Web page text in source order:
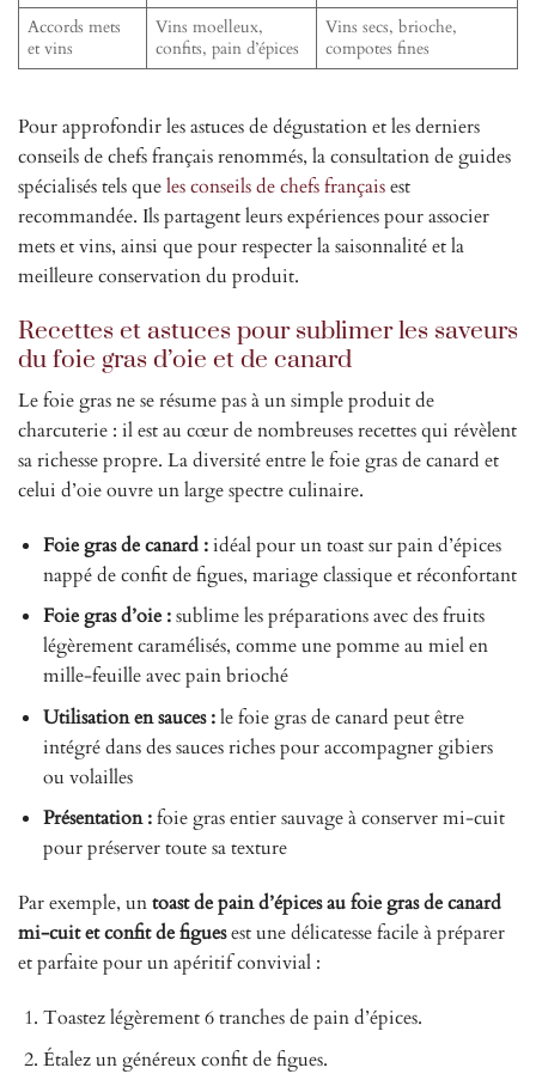
Accords mets
et vins
Vins moelleux,
confits, pain d’épices
Vins secs, brioche,
compotes fines
Pour approfondir les astuces de dégustation et les derniers
conseils de chefs français renommés, la consultation de guides
spécialisés tels queles conseils de chefs françaisest
recommandée. Ils partagent leurs expériences pour associer
mets et vins, ainsi que pour respecter la saisonnalité et la
meilleure conservation du produit.
Recettes et astuces pour sublimer les saveurs
du foie gras d’oie et de canard
Le foie gras ne se résume pas à un simple produit de
charcuterie : il est au cœur de nombreuses recettes qui révèlent
sa richesse propre. La diversité entre le foie gras de canard et
celui d’oie ouvre un large spectre culinaire.
Foie gras de canard :idéal pour un toast sur pain d’épices
nappé de confit de figues, mariage classique et réconfortant
Foie gras d’oie :sublime les préparations avec des fruits
légèrement caramélisés, comme une pomme au miel en
mille-feuille avec pain brioché
Utilisation en sauces :le foie gras de canard peut être
intégré dans des sauces riches pour accompagner gibiers
ou volailles
Présentation :foie gras entier sauvage à conserver mi-cuit
pour préserver toute sa texture
Par exemple, untoast de pain d’épices au foie gras de canard
mi-cuit et confit de figuesest une délicatesse facile à préparer
et parfaite pour un apéritif convivial :
Toastez légèrement 6 tranches de pain d’épices.
Étalez un généreux confit de figues.